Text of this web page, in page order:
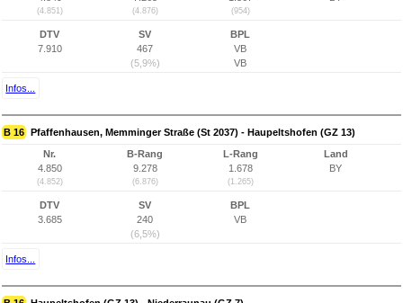
(4.851) (4.876) (954)
DTV
7.910
SV
467
(5,9%)
BPL
VB
VB
Infos...
B 16 Pfaffenhausen, Memminger Straße (St 2037) - Haupeltshofen (GZ 13)
Nr.
4.850
(4.852)
B-Rang
9.278
(6.876)
L-Rang
1.678
(1.265)
Land
BY
DTV
3.685
SV
240
(6,5%)
BPL
VB
Infos...